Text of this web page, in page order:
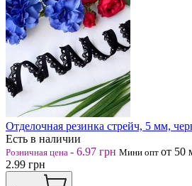
Отделочная резинка стрейч, 5 мм,
Есть в наличии
Розничная цена - 6.97 грн Мини опт от 50
2.99 грн